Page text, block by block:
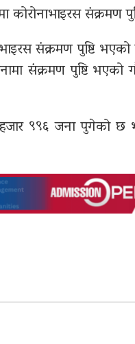
संक्रमण
संक्रमण पुष्टि
संक्रमण पुष्टि भएको
९९६ जना पुगेको